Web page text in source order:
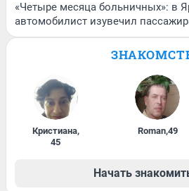
«Четыре месяца больничных»: в
автомобилист изувечил
Кристиана,
45
Roman,49
Начать